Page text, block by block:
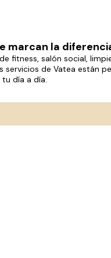
marcan la
fitness, salón social,
servicios de Vatea están
día a día.